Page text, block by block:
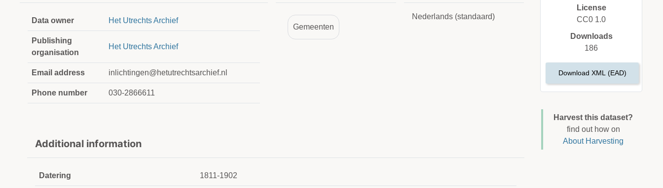
Data owner Het Utrechts Archief
Publishing
organisation
Het Utrechts Archief
Email address inlichtingen@hetutrechtsarchief.nl
Phone number 030-2866611
Gemeenten
Nederlands (standaard)
Additional information
Datering 1811-1902
License
CC0 1.0
Downloads
186
Download XML (EAD)
Harvest this dataset?
find out how on
About Harvesting